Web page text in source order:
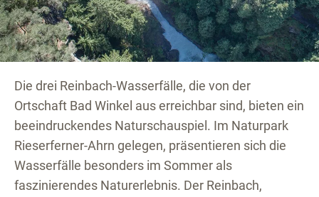
Die drei Reinbach-Wasserfälle, die von der
Ortschaft Bad Winkel aus erreichbar sind, bieten ein
beeindruckendes Naturschauspiel. Im Naturpark
Rieserferner-Ahrn gelegen, präsentieren sich die
Wasserfälle besonders im Sommer als
faszinierendes Naturerlebnis. Der Reinbach,